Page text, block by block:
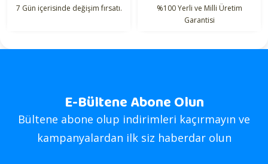
7 Gün içerisinde değişim fırsatı.
%100 Yerli ve Milli Üretim
Garantisi
E-Bültene Abone Olun
Bültene abone olup indirimleri kaçırmayın ve
kampanyalardan ilk siz haberdar olun